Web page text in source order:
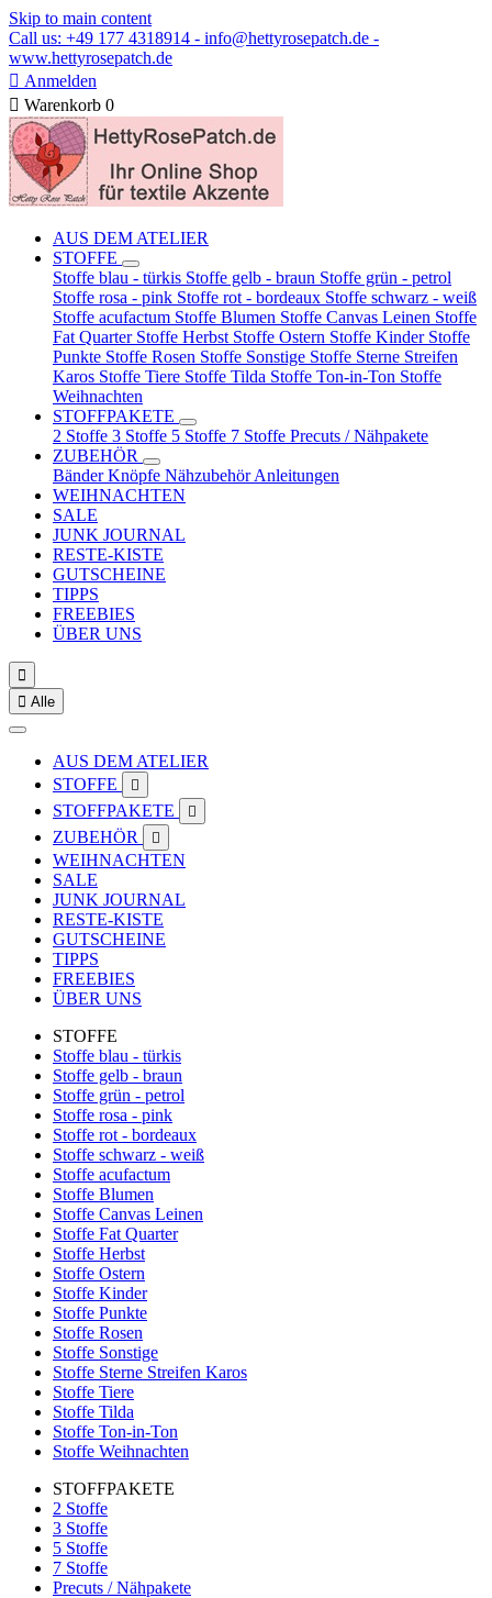
Skip to main content
Call us: +49 177 4318914 - info@hettyrosepatch.de -
www.hettyrosepatch.de
 Anmelden
 Warenkorb 0
AUS DEM ATELIER
STOFFE
Stoffe blau - türkis Stoffe gelb - braun Stoffe grün - petrol
Stoffe rosa - pink Stoffe rot - bordeaux Stoffe schwarz - weiß
Stoffe acufactum Stoffe Blumen Stoffe Canvas Leinen Stoffe
Fat Quarter Stoffe Herbst Stoffe Ostern Stoffe Kinder Stoffe
Punkte Stoffe Rosen Stoffe Sonstige Stoffe Sterne Streifen
Karos Stoffe Tiere Stoffe Tilda Stoffe Ton-in-Ton Stoffe
Weihnachten
STOFFPAKETE
2 Stoffe 3 Stoffe 5 Stoffe 7 Stoffe Precuts / Nähpakete
ZUBEHÖR
BänderKnöpfe NähzubehörAnleitungen
WEIHNACHTEN
SALE
JUNK JOURNAL
RESTE-KISTE
GUTSCHEINE
TIPPS
FREEBIES
ÜBER UNS

 Alle
AUS DEM ATELIER
STOFFE

STOFFPAKETE 
ZUBEHÖR 
WEIHNACHTEN
SALE
JUNK JOURNAL
RESTE-KISTE
GUTSCHEINE
TIPPS
FREEBIES
ÜBER UNS
STOFFE
Stoffe blau - türkis
Stoffe gelb - braun
Stoffe grün - petrol
Stoffe rosa - pink
Stoffe rot - bordeaux
Stoffe schwarz - weiß
Stoffe acufactum
Stoffe Blumen
Stoffe Canvas Leinen
Stoffe Fat Quarter
Stoffe Herbst
Stoffe Ostern
Stoffe Kinder
Stoffe Punkte
Stoffe Rosen
Stoffe Sonstige
Stoffe Sterne Streifen Karos
Stoffe Tiere
Stoffe Tilda
Stoffe Ton-in-Ton
Stoffe Weihnachten
STOFFPAKETE
2 Stoffe
3 Stoffe
5 Stoffe
7 Stoffe
Precuts / Nähpakete